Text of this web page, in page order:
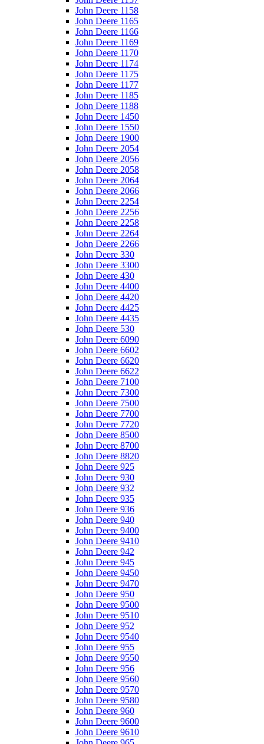
John Deere 1158
John Deere 1165
John Deere 1166
John Deere 1169
John Deere 1170
John Deere 1174
John Deere 1175
John Deere 1177
John Deere 1185
John Deere 1188
John Deere 1450
John Deere 1550
John Deere 1900
John Deere 2054
John Deere 2056
John Deere 2058
John Deere 2064
John Deere 2066
John Deere 2254
John Deere 2256
John Deere 2258
John Deere 2264
John Deere 2266
John Deere 330
John Deere 3300
John Deere 430
John Deere 4400
John Deere 4420
John Deere 4425
John Deere 4435
John Deere 530
John Deere 6090
John Deere 6602
John Deere 6620
John Deere 6622
John Deere 7100
John Deere 7300
John Deere 7500
John Deere 7700
John Deere 7720
John Deere 8500
John Deere 8700
John Deere 8820
John Deere 925
John Deere 930
John Deere 932
John Deere 935
John Deere 936
John Deere 940
John Deere 9400
John Deere 9410
John Deere 942
John Deere 945
John Deere 9450
John Deere 9470
John Deere 950
John Deere 9500
John Deere 9510
John Deere 952
John Deere 9540
John Deere 955
John Deere 9550
John Deere 956
John Deere 9560
John Deere 9570
John Deere 9580
John Deere 960
John Deere 9600
John Deere 9610